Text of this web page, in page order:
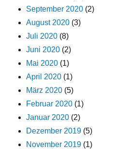
September 2020 (2)
August 2020 (3)
Juli 2020 (8)
Juni 2020 (2)
Mai 2020 (1)
April 2020 (1)
März 2020 (5)
Februar 2020 (1)
Januar 2020 (2)
Dezember 2019 (5)
November 2019 (1)